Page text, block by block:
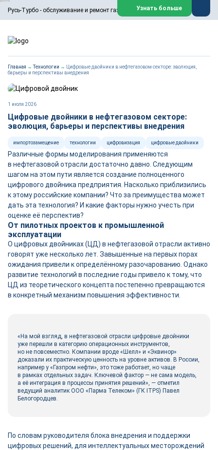
Русь-Турбо - обслуживание и ремонт газовых паровых турбин
ООО «Русь-Турбо» занимается сервисом газовых и паровых
турбин, комплексным ремонтом, восстановлением,
техническим обслуживанием оборудования ТЭС,
работают на нефтегазовых, нефтехимических,
металлургических и других предприятиях.
Реклама. ООО «Русь-Турбо», ИНН 7802588950
erid: F7NfYUJCUneVdwPs4znf
Перейти на сайт
Узнать больше
Главная →Технологии →
Цифровые двойники в нефтегазовом секторе: эволюция,
барьеры и перспективы внедрения
1 июля 2026
Цифровые двойники в нефтегазовом секторе:
эволюция, барьеры и перспективы внедрения
импортозамещение технологии цифровизация цифровые двойники
Различные формы моделирования применяются
в нефтегазовой отрасли достаточно давно. Следующим
шагом на этом пути является создание полноценного
цифрового двой­ника предприятия. Насколько приблизились
к этому российские компании? Что за преимущества может
дать эта технология? И какие факторы нужно учесть при
оценке её перспектив?
От пилотных проектов к промышленной
эксплуатации
О цифровых двой­никах (ЦД) в нефтегазовой отрасли активно
говорят уже несколько лет. Завышенные на первых порах
ожидания привели к определённому разочарованию. Однако
развитие технологий в последние годы привело к тому, что
ЦД из теоретического концепта постепенно превращаются
в конкретный механизм повышения эффективности.
«На мой взгляд, в нефтегазовой отрасли цифровые двой­ники
уже перешли в категорию операционных инструментов,
но не повсеместно. Компании вроде «Шелл» и «Эквинор»
доказали их практическую ценность на уровне активов. В России,
например у «Газпром нефти», это тоже работает, но чаще
в рамках отдельных задач. Ключевой фактор — не сама модель,
а её интеграция в процессы принятия решений», — отметил
ведущий аналитик ООО «Парма Телеком» (ГК ITPS) Павел
Белогородцев.
По словам руководителя блока внедрения и поддержки
цифровых решений, для интеллектуальных месторождений